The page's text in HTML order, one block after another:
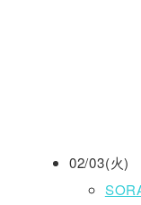
02/03(火)